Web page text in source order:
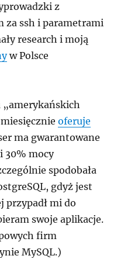
z
za ssh i parametrami
research i moją
w Polsce
oferuje
ma gwarantowane
30% mocy
spodobała
gdyż jest
przypadł mi do
swoje aplikacje.
firm
MySQL.)